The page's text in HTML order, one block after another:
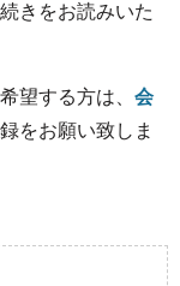
きをお読みいた
望する方は、 会
をお願い致しま